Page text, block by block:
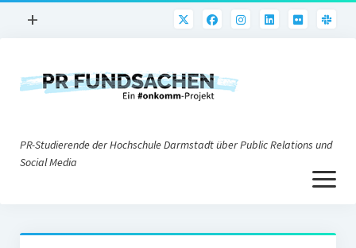
Menü
+
PR@h_da
Nonprofit-PR
PR-Studierende der Hochschule Darmstadt über Public Relations und
Social Media
Menü
öffnen
Über uns